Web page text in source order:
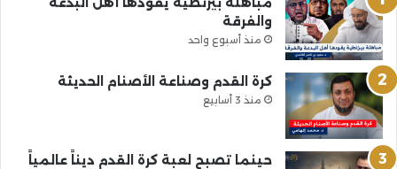
والفرقة
منذ أسبوع واحد
كرة القدم وصناعة الأصنام الحديثة
منذ 3 أسابيع
حينما تصبح لعبة كرة القدم ديناً عالمياً